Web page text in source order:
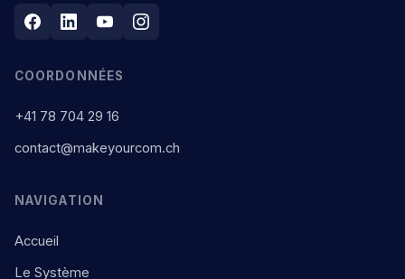
COORDONNÉES
+41 78 704 29 16
contact@makeyourcom.ch
NAVIGATION
Accueil
Le Système